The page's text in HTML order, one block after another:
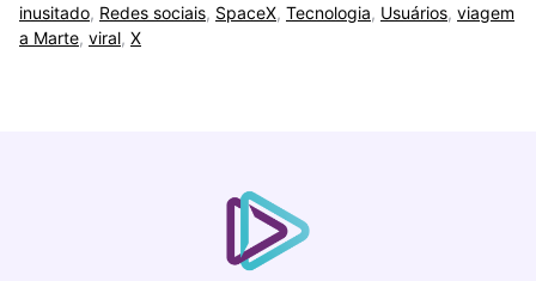
inusitado, Redes sociais, SpaceX, Tecnologia, Usuários, viagem
a Marte, viral, X